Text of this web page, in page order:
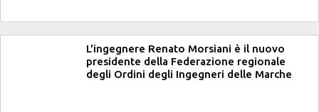
L'ingegnere Renato Morsiani è il nuovo
presidente della Federazione regionale
degli Ordini degli Ingegneri delle Marche